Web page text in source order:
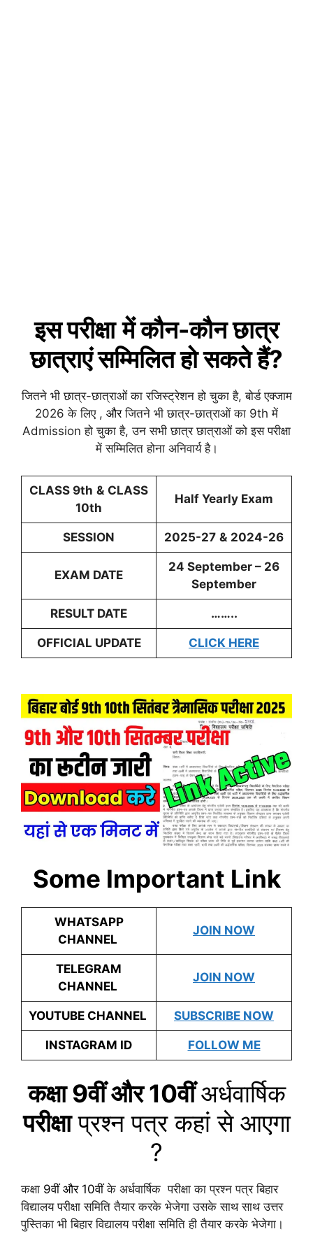
इसपरीक्षा में कौन-कौन छात्र
छात्राएं सम्मिलित हो सकते हैं?
जितने भी छात्र-छात्राओं का रजिस्ट्रेशन हो चुका है, बोर्ड एक्जाम
2026 के लिए , औरजितने भी छात्र-छात्राओं का 9th में
Admission हो चुका है, उन सभी छात्र छात्राओं को इस परीक्षा
में सम्मिलित होना अनिवार्य है।
CLASS 9th & CLASS
10th
Half Yearly Exam
SESSION 2025-27 & 2024-26
EXAM DATE
24 September – 26
September
RESULT DATE ……..
OFFICIAL UPDATE CLICK HERE
Some Important Link
WHATSAPP
CHANNEL
JOIN NOW
TELEGRAM
CHANNEL
JOIN NOW
YOUTUBE CHANNEL SUBSCRIBE NOW
INSTAGRAM ID FOLLOW ME
कक्षा 9वीं और 10वीं अर्धवार्षिक
परीक्षाप्रश्न पत्र कहां से आएगा
?
कक्षा 9वीं और 10वींके अर्धवार्षिक परीक्षा का प्रश्न पत्र बिहार
विद्यालय परीक्षा समिति तैयार करके भेजेगा उसके साथ साथ उत्तर
पुस्तिका भी बिहार विद्यालय परीक्षा समिति ही तैयार करके भेजेगा।